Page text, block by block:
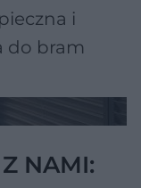
i
do bram
NAMI: